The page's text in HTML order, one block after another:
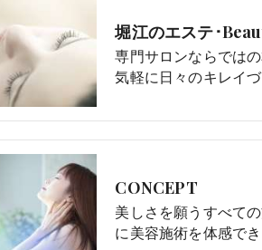
堀江のエステ･
専門サロンならでは
気軽に日々のキレイ
CONCEPT
美しさを願うすべて
に美容施術を体感で